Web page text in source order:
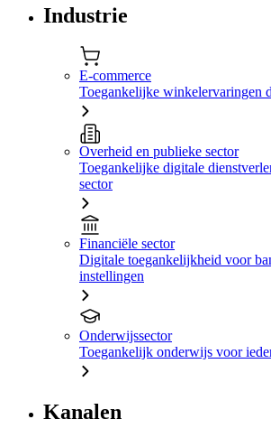
Industrie
E-commerce
Toegankelijke winkelervaringen
Overheid en publieke sector
Toegankelijke digitale
sector
Financiële sector
Digitale toegankelijkheid voor
instellingen
Onderwijssector
Toegankelijk onderwijs voor
Kanalen